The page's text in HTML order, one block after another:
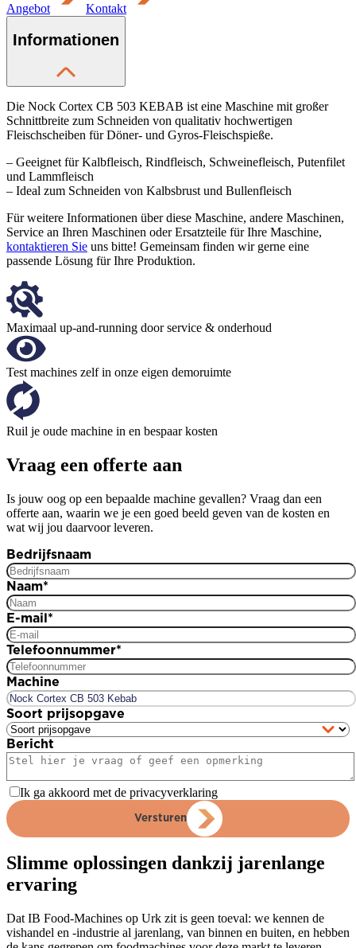
Angebot Kontakt
Informationen
Die Nock Cortex CB 503 KEBAB ist eine Maschine mit großer
Schnittbreite zum Schneiden von qualitativ hochwertigen
Fleischscheiben für Döner- und Gyros-Fleischspieße.
– Geeignet für Kalbfleisch, Rindfleisch, Schweinefleisch, Putenfilet
und Lammfleisch
– Ideal zum Schneiden von Kalbsbrust und Bullenfleisch
Für weitere Informationen über diese Maschine, andere Maschinen,
Service an Ihren Maschinen oder Ersatzteile für Ihre Maschine,
kontaktieren Sie uns bitte! Gemeinsam finden wir gerne eine
passende Lösung für Ihre Produktion.
Maximaal up-and-running door service & onderhoud
Test machines zelf in onze eigen demoruimte
Ruil je oude machine in en bespaar kosten
Vraag een offerte aan
Is jouw oog op een bepaalde machine gevallen? Vraag dan een
offerte aan, waarin we je een goed beeld geven van de kosten en
wat wij jou daarvoor leveren.
Bedrijfsnaam
Naam*
E-mail*
Telefoonnummer*
Machine
Soort prijsopgave
Bericht
Ik ga akkoord met de privacyverklaring
Versturen
Slimme oplossingen dankzij jarenlange
ervaring
Dat IB Food-Machines op Urk zit is geen toeval: we kennen de
vishandel en -industrie al jarenlang, van binnen en buiten, en hebben